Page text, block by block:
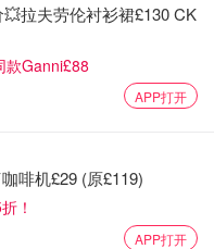
拉夫劳伦衬衫裙£130 CK
款Ganni£88
APP打开
啡机£29 (原£119)
！
APP打开